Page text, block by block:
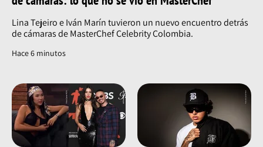
Lina Tejeiro e Iván Marín tuvieron un nuevo encuentro detrás
de cámaras de MasterChef Celebrity Colombia.
Hace 6 minutos